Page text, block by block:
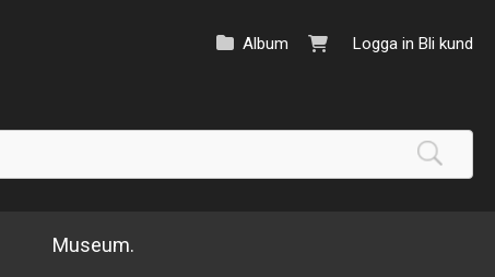
Logga in Bli kund
Album
Museum.